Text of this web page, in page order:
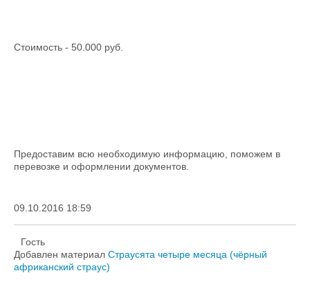
Стоимость - 50.000 руб.
Предоставим всю необходимую информацию, поможем в
перевозке и оформлении документов.
09.10.2016 18:59
Гость
Добавлен материал Страусята четыре месяца (чёрный
африканский страус)